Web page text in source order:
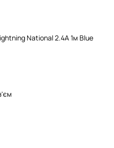
National 2.4А 1м Blue